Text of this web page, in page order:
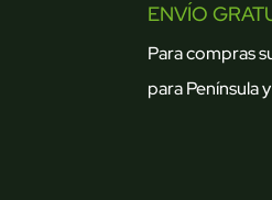
ENVÍO
Para compras
para Península